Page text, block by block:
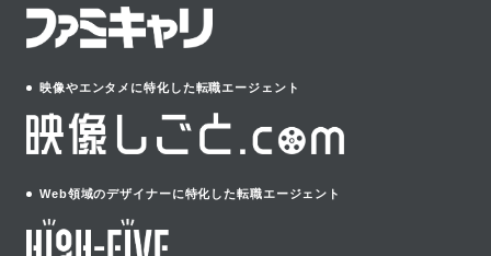
映像やエンタメに特化した転職エージェント
Web領域のデザイナーに特化した転職エージェント